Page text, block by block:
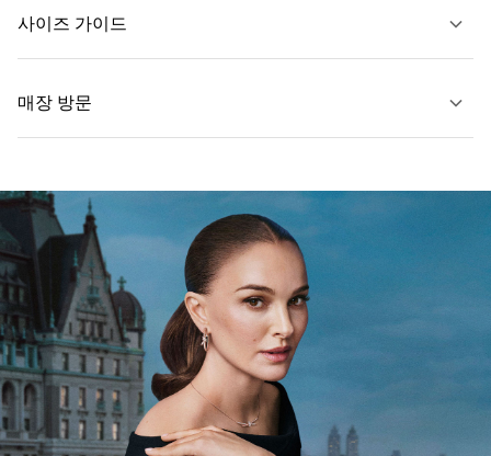
사이즈 가이드
자세히 보기
매장 방문
가까운 매장 찾기